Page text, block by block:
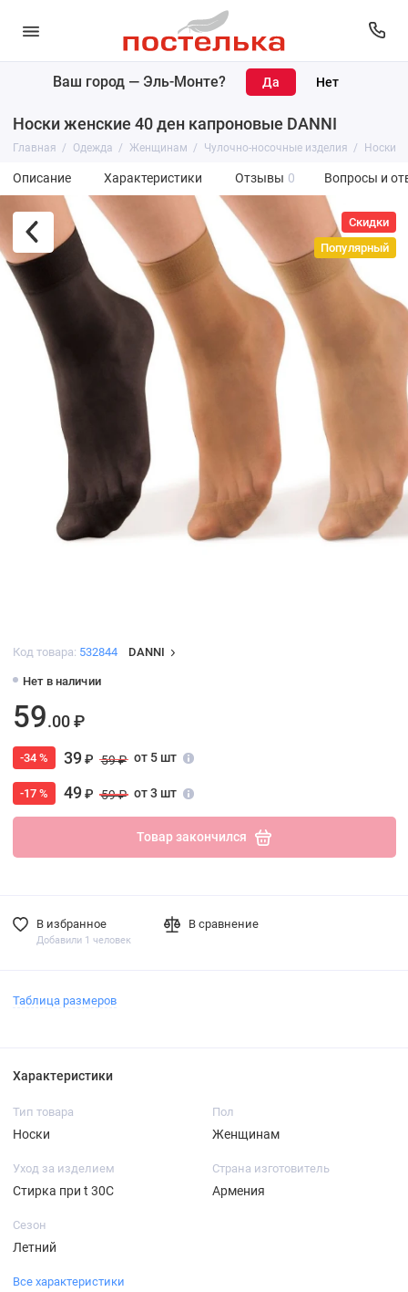
Ваш город — Эль-Монте?
Носки женские 40 ден капроновые DANNI
Главная Одежда Женщинам Чулочно-носочные изделия Носки
Описание Характеристики Отзывы 0 Вопросы и
Скидки
Популярный
Код товара: 532844 DANNI
Нет в наличии
59.00 ₽
-34 % 39₽ 59 ₽ от 5 шт
-17 % 49₽ 59 ₽ от 3 шт
Товар закончился
В избранное
Добавили 1 человек
В сравнение
Таблица размеров
Характеристики
Тип товара
Носки
Пол
Женщинам
Уход за изделием
Стирка при t 30С
Страна изготовитель
Армения
Сезон
Летний
Все характеристики